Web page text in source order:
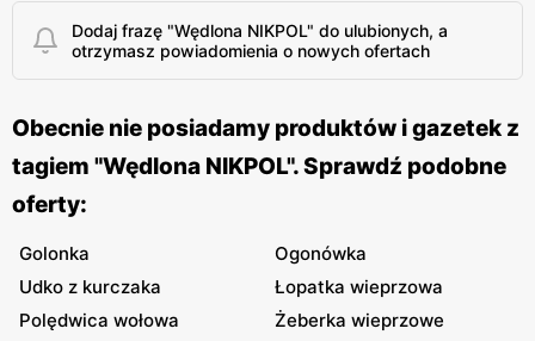
Dodaj frazę "Wędlona NIKPOL" do ulubionych, a
otrzymasz powiadomienia o nowych ofertach
Obecnie nie posiadamy produktów i gazetek z
tagiem "Wędlona NIKPOL". Sprawdź podobne
oferty:
Golonka
Ogonówka
Udko z kurczaka
Łopatka wieprzowa
Polędwica wołowa
Żeberka wieprzowe